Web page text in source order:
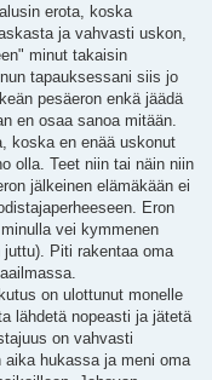
erota, koska
ja vahvasti uskon,
minut takaisin
tapauksessani siis jo
pesäeron enkä jäädä
en osaa sanoa mitään.
koska en enää uskonut
olla. Teet niin tai näin niin
jälkeinen elämäkään ei
Eron
vei kymmenen
Piti rakentaa oma
on ulottunut monelle
lähdetä nopeasti ja jätetä
on vahvasti
hukassa ja meni oma